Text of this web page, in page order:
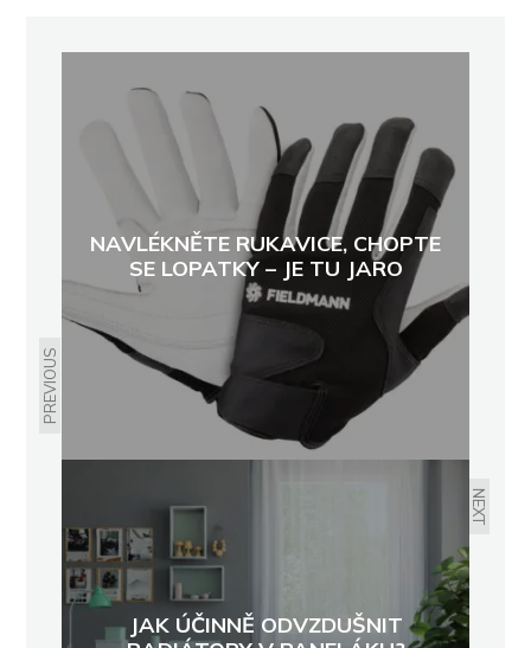
PREVIOUS
NAVLÉKNĚTE RUKAVICE, CHOPTE
SE LOPATKY – JE TU JARO
NEXT
JAK ÚČINNĚ ODVZDUŠNIT